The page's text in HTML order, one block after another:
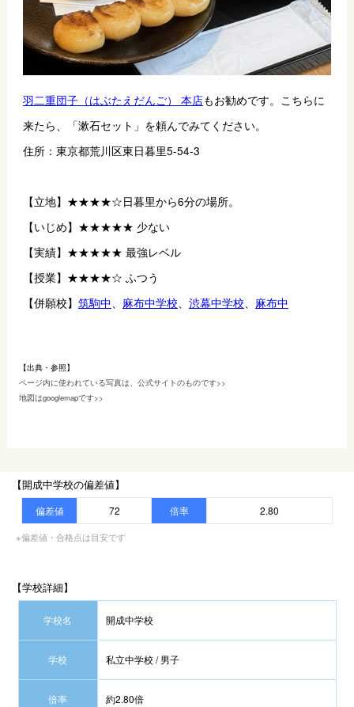
羽二重団子（はぶたえだんご） 本店もお勧めです。こちらに
来たら、
「漱石セット」を頼んでみてください。
住所：東京都荒川区東日暮里5-54-3
【立地】★★★★☆日暮里から6分の場所。
【いじめ】★★★★★ 少ない
【実績】★★★★★ 最強レベル
【授業】★★★★☆ ふつう
【併願校】 筑駒中、 麻布中学校、 渋幕中学校、 麻布中
【出典・参照】
ページ内に使われている写真は、公式サイトのものです>>
地図はgooglemapです>>
【開成中学校の偏差値】
偏差値 72 倍率 2.80
※偏差値・合格点は目安です
【学校詳細】
学校名 開成中学校
学校 私立中学校 / 男子
倍率 約2.80倍